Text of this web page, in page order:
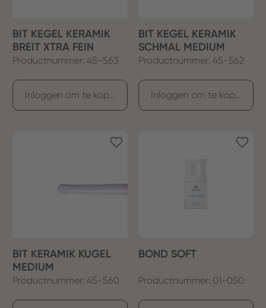
BIT KEGEL KERAMIK
BREIT XTRA FEIN
Productnummer: 45-563
BIT KEGEL KERAMIK
SCHMAL MEDIUM
Productnummer: 45-562
BIT KERAMIK KUGEL
MEDIUM
Productnummer: 45-560
BOND SOFT
Productnummer: 01-050